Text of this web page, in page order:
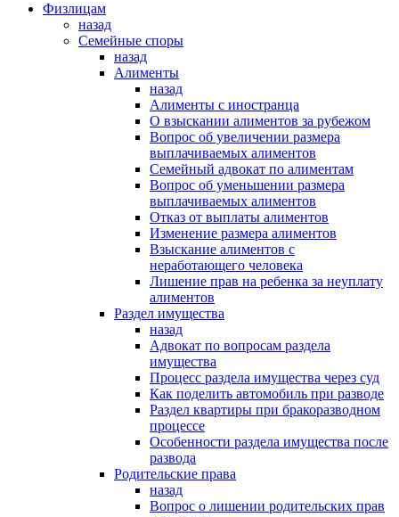
Физлицам
назад
Семейные споры
назад
Алименты
назад
Алименты с иностранца
О взыскании алиментов за рубежом
Вопрос об увеличении размера
выплачиваемых алиментов
Семейный адвокат по алиментам
Вопрос об уменьшении размера
выплачиваемых алиментов
Отказ от выплаты алиментов
Изменение размера алиментов
Взыскание алиментов с
неработающего человека
Лишение прав на ребенка за неуплату
алиментов
Раздел имущества
назад
Адвокат по вопросам раздела
имущества
Процесс раздела имущества через суд
Как поделить автомобиль при разводе
Раздел квартиры при бракоразводном
процессе
Особенности раздела имущества после
развода
Родительские права
назад
Вопрос о лишении родительских прав